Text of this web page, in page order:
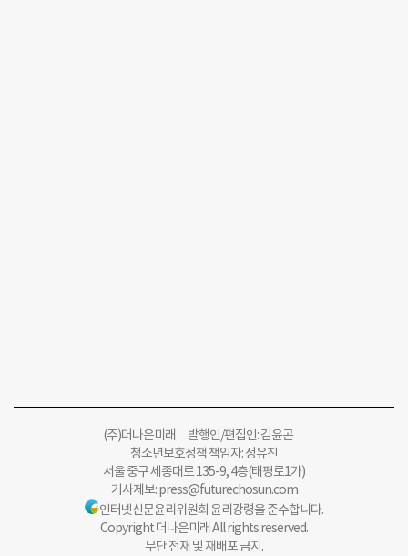
(주)더나은미래 발행인/편집인: 김윤곤
청소년보호정책 책임자: 정유진
서울 중구 세종대로 135-9, 4층(태평로1가)
기사제보:press@futurechosun.com
인터넷신문윤리위원회 윤리강령을 준수합니다.
Copyright 더나은미래 All rights reserved.
무단 전재 및 재배포 금지.